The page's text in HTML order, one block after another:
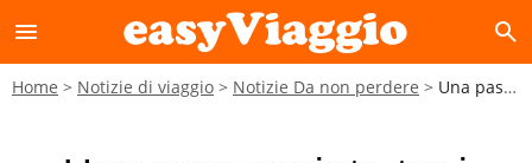
menu search
Home Notizie di viaggio Notizie Da non perdere Una passeggiata tra i pini a Cap d'Antibes, vicino a Cannes